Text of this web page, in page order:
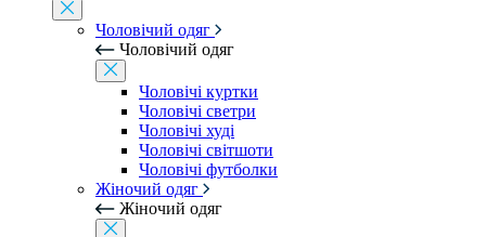
Чоловічий одяг
Чоловічий одяг
Чоловічі куртки
Чоловічі светри
Чоловічі худі
Чоловічі світшоти
Чоловічі футболки
Жіночий одяг
Жіночий одяг